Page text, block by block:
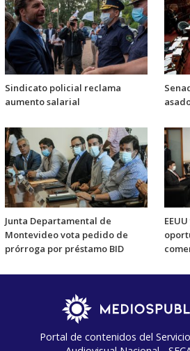
Sindicato policial reclama
aumento salarial
Junta Departamental de
Montevideo vota pedido de
prórroga por préstamo BID
Portal de contenidos del